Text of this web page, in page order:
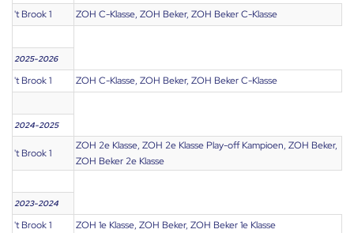
't Brook 1 ZOH C-Klasse, ZOH Beker, ZOH Beker C-Klasse
2025-2026
't Brook 1 ZOH C-Klasse, ZOH Beker, ZOH Beker C-Klasse
2024-2025
't Brook 1
ZOH 2e Klasse, ZOH 2e Klasse Play-off Kampioen, ZOH Beker,
ZOH Beker 2e Klasse
2023-2024
't Brook 1 ZOH 1e Klasse, ZOH Beker, ZOH Beker 1e Klasse